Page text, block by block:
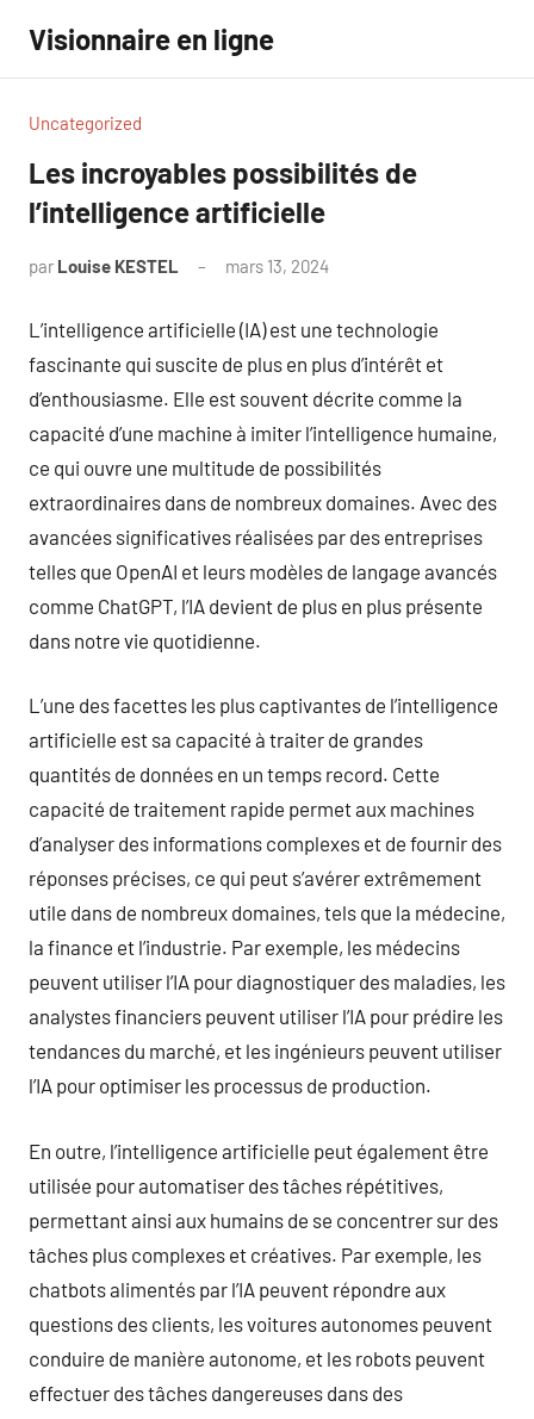
contenu
Visionnaire en ligne
Uncategorized
Les incroyables possibilités de
l’intelligence artificielle
par Louise KESTEL mars 13, 2024
L’intelligence artificielle (IA) est une technologie
fascinante qui suscite de plus en plus d’intérêt et
d’enthousiasme. Elle est souvent décrite comme la
capacité d’une machine à imiter l’intelligence humaine,
ce qui ouvre une multitude de possibilités
extraordinaires dans de nombreux domaines. Avec des
avancées significatives réalisées par des entreprises
telles que OpenAI et leurs modèles de langage avancés
comme ChatGPT, l’IA devient de plus en plus présente
dans notre vie quotidienne.
L’une des facettes les plus captivantes de l’intelligence
artificielle est sa capacité à traiter de grandes
quantités de données en un temps record. Cette
capacité de traitement rapide permet aux machines
d’analyser des informations complexes et de fournir des
réponses précises, ce qui peut s’avérer extrêmement
utile dans de nombreux domaines, tels que la médecine,
la finance et l’industrie. Par exemple, les médecins
peuvent utiliser l’IA pour diagnostiquer des maladies, les
analystes financiers peuvent utiliser l’IA pour prédire les
tendances du marché, et les ingénieurs peuvent utiliser
l’IA pour optimiser les processus de production.
En outre, l’intelligence artificielle peut également être
utilisée pour automatiser des tâches répétitives,
permettant ainsi aux humains de se concentrer sur des
tâches plus complexes et créatives. Par exemple, les
chatbots alimentés par l’IA peuvent répondre aux
questions des clients, les voitures autonomes peuvent
conduire de manière autonome, et les robots peuvent
effectuer des tâches dangereuses dans des